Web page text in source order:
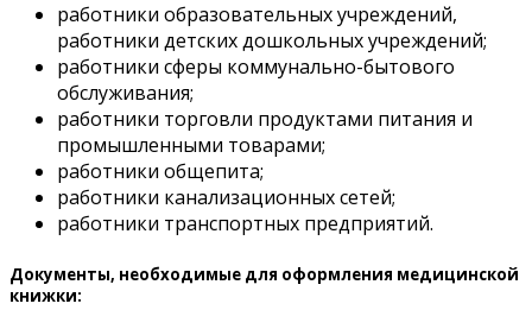
работники образовательных учреждений,
работники детских дошкольных учреждений;
работники сферы коммунально-бытового
обслуживания;
работники торговли продуктами питания и
промышленными товарами;
работники общепита;
работники канализационных сетей;
работники транспортных предприятий.
Документы, необходимые для оформления медицинской
книжки: